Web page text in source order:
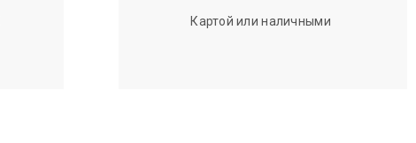
Картой или наличными